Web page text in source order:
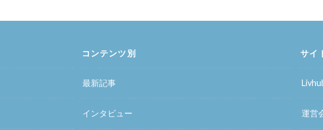
コンテンツ別
最新記事
インタビュー
サイ
運営